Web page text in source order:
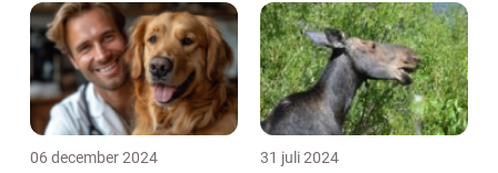
06 december 2024 31 juli 2024